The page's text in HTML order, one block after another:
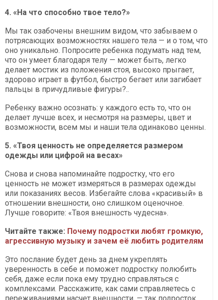
4. «На что способно твое тело?»
Мы так озабочены внешним видом, что забываем о
потрясающих возможностях нашего тела — и о том, что
оно уникально. Попросите ребенка подумать над тем,
что он умеет благодаря телу — может быть, легко
делает мостик из положения стоя, высоко прыгает,
здорово играет в футбол, быстро бегает или загибает
пальцы в причудливые фигуры?..
Ребенку важно осознать: у каждого есть то, что он
делает лучше всех, и несмотря на размеры, цвет и
возможности, всем мы и наши тела одинаково ценны.
5. «Твоя ценность не определяется размером
одежды или цифрой на весах»
Снова и снова напоминайте подростку, что его
ценность не может измеряться в размерах одежды
или показаниях весов. Избегайте слова «красивый» в
отношении внешности, оно слишком оценочное.
Лучше говорите: «Твоя внешность чудесна».
Читайте также: Почему подростки любят громкую,
агрессивную музыку и зачем её любить родителям
Это послание будет день за днем укреплять
уверенность в себе и поможет подростку полюбить
себя, даже если пока ему трудно справляться с
комплексами. Расскажите, как сами справляетесь с